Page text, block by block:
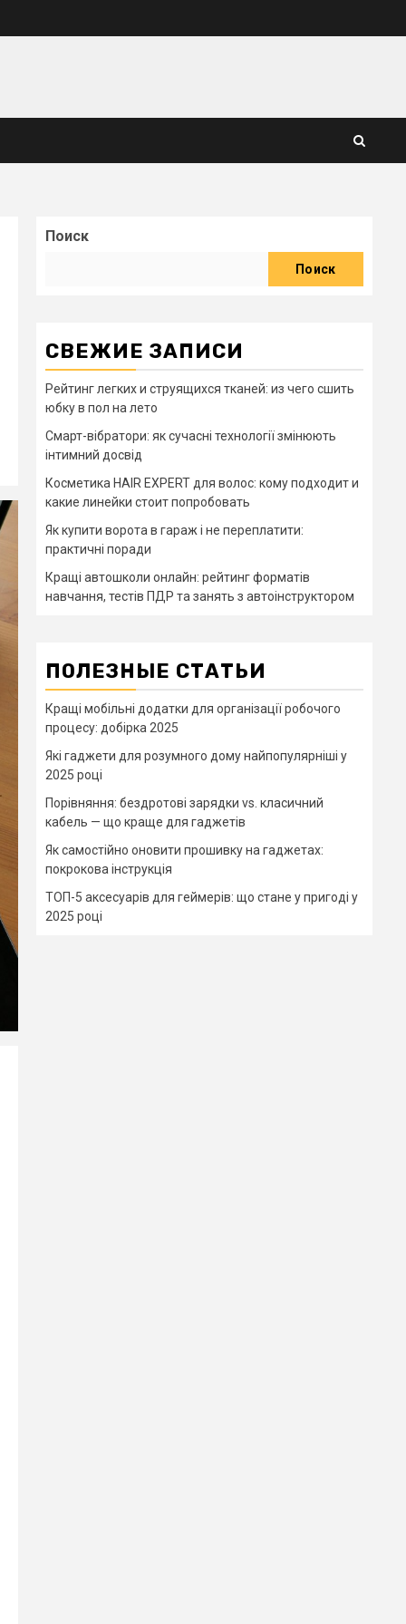
Поиск
Поиск
СВЕЖИЕ ЗАПИСИ
Рейтинг легких и струящихся тканей: из чего сшить
юбку в пол на лето
Смарт-вібратори: як сучасні технології змінюють
інтимний досвід
Косметика HAIR EXPERT для волос: кому подходит и
какие линейки стоит попробовать
Як купити ворота в гараж і не переплатити:
практичні поради
Кращі автошколи онлайн: рейтинг форматів
навчання, тестів ПДР та занять з автоінструктором
ПОЛЕЗНЫЕ СТАТЬИ
Кращі мобільні додатки для організації робочого
процесу: добірка 2025
Які гаджети для розумного дому найпопулярніші у
2025 році
Порівняння: бездротові зарядки vs. класичний
кабель — що краще для гаджетів
Як самостійно оновити прошивку на гаджетах:
покрокова інструкція
ТОП-5 аксесуарів для геймерів: що стане у пригоді у
2025 році